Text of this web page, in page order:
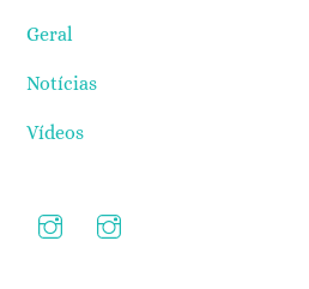
Geral
Notícias
Vídeos